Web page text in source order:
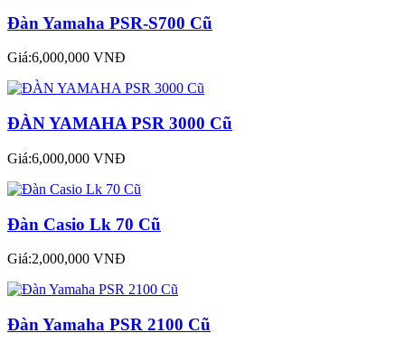
Đàn Yamaha PSR-S700 Cũ
Giá:6,000,000 VNĐ
ĐÀN YAMAHA PSR 3000 Cũ
Giá:6,000,000 VNĐ
Đàn Casio Lk 70 Cũ
Giá:2,000,000 VNĐ
Đàn Yamaha PSR 2100 Cũ